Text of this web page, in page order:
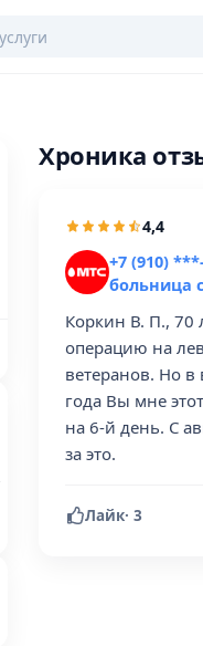
Хроника
4,4
+7 (910)
больница
Коркин В. П., 70
операцию на
ветеранов. Но
года Вы мне
на 6-й день. С
за это.
Лайк· 3